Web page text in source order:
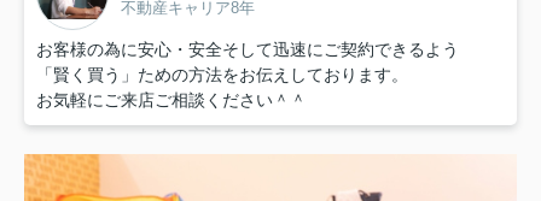
不動産キャリア8年
お客様の為に安心・安全そして迅速にご契約できるよう
「賢く買う」ための方法をお伝えしております。
お気軽にご来店ご相談ください＾＾